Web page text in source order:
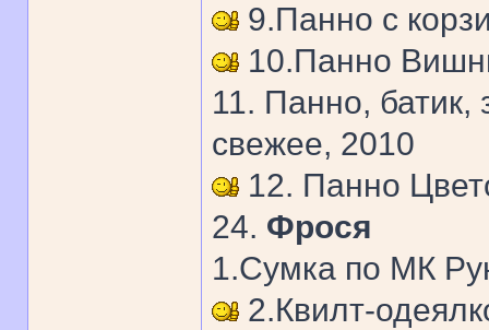
9.Панно с
10.Панно
11. Панно, батик,
свежее, 2010
12. Панно
24. Фрося
1.Сумка по МК
2.Квилт-